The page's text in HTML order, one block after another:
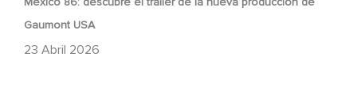
Gaumont USA
23 Abril 2026